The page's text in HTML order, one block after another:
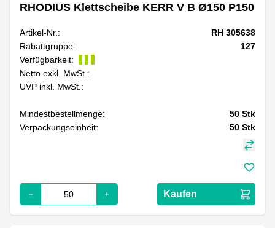
RHODIUS Klettscheibe KERR V B Ø150 P150
Artikel-Nr.:
RH 305638
Rabattgruppe:
127
Verfügbarkeit:
Netto exkl. MwSt.:
UVP inkl. MwSt.:
Mindestbestellmenge: 50 Stk
Verpackungseinheit:
50 Stk
Kaufen